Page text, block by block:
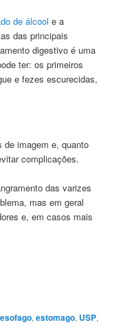
de álcool e a
das principais
digestivo é uma
ter: os primeiros
e fezes escurecidas,
de imagem e, quanto
complicações.
das varizes
mas em geral
e, em casos mais
esofago,estomago, USP,